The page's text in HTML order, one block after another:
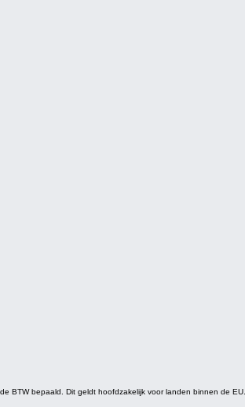
BTW bepaald. Dit geldt hoofdzakelijk voor landen binnen de EU.